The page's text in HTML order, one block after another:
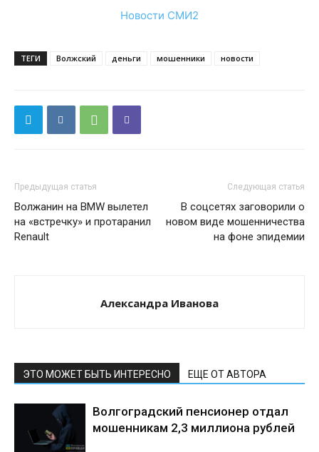
Новости СМИ2
ТЕГИ Волжский деньги мошенники новости
Предыдущая статья
Волжанин на BMW вылетел
на «встречку» и протаранил
Renault‎
Следующая статья
В соцсетях заговорили о
новом виде мошенничества
на фоне эпидемии
Александра Иванова
ЭТО МОЖЕТ БЫТЬ ИНТЕРЕСНО ЕЩЕ ОТ АВТОРА
Волгоградский пенсионер отдал
мошенникам 2,3 миллиона рублей